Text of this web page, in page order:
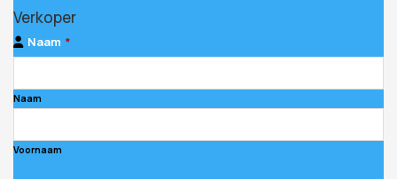
Phone
Number *
Verkoper
Naam *
Naam
Voornaam